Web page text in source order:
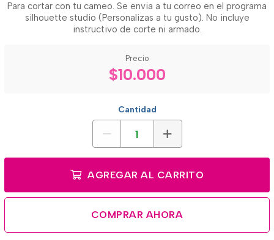
Para cortar con tu cameo. Se envia a tu correo en el programa
silhouette studio (Personalizas a tu gusto). No incluye
instructivo de corte ni armado.
Precio
$10.000
Cantidad
AGREGAR AL CARRITO
COMPRAR AHORA